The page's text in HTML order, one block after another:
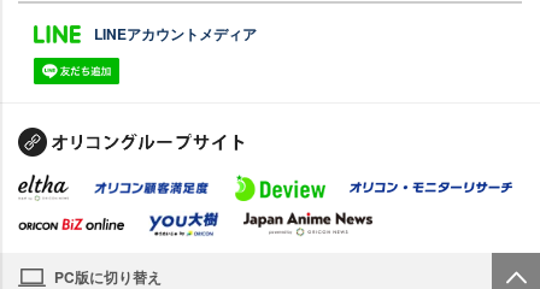
LINEアカウントメディア
PC版に切り替え